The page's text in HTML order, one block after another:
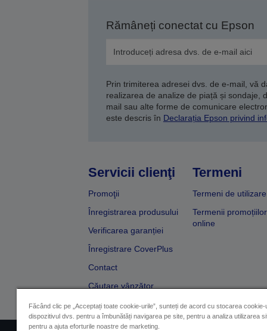
Rămâneți conectat cu Epson
Prin trimiterea adresei dvs. de e-mail, vă
realizarea de analize de piață și sondaje,
mail sau alte forme de comunicare
este descris în Declarația Epson privind
Servicii clienţi
Promoţii
Înregistrarea produsului
Verificarea garanției
Înregistrare CoverPlus
Contact
Căutare vânzător
Termeni
Termeni de utilizare
Termenii promoțiilor
online
Făcând clic pe „Acceptați toate cookie-urile”, sunteți de acord cu stocarea cookie-
dispozitivul dvs. pentru a îmbunătăți navigarea pe site, pentru a analiza utilizarea
pentru a ajuta eforturile noastre de marketing.